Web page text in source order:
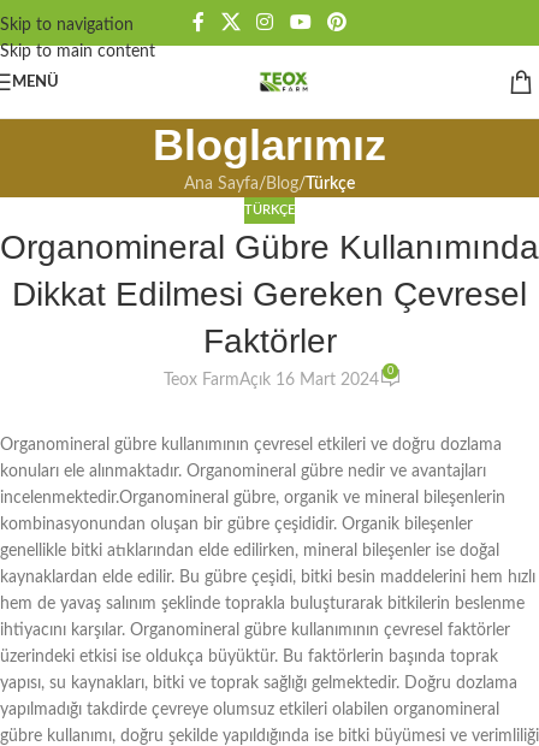
Skip to navigation
Skip to main content
MENÜ
Bloglarımız
Ana Sayfa/ Blog/ Türkçe
TÜRKÇE
Organomineral Gübre Kullanımında
Dikkat Edilmesi Gereken Çevresel
Faktörler
Teox FarmAçık 16 Mart 2024
0
Organomineral gübre kullanımının çevresel etkileri ve doğru dozlama
konuları ele alınmaktadır. Organomineral gübre nedir ve avantajları
incelenmektedir.Organomineral gübre, organik ve mineral bileşenlerin
kombinasyonundan oluşan bir gübre çeşididir. Organik bileşenler
genellikle bitki atıklarından elde edilirken, mineral bileşenler ise doğal
kaynaklardan elde edilir. Bu gübre çeşidi, bitki besin maddelerini hem hızlı
hem de yavaş salınım şeklinde toprakla buluşturarak bitkilerin beslenme
ihtiyacını karşılar. Organomineral gübre kullanımının çevresel faktörler
üzerindeki etkisi ise oldukça büyüktür. Bu faktörlerin başında toprak
yapısı, su kaynakları, bitki ve toprak sağlığı gelmektedir. Doğru dozlama
yapılmadığı takdirde çevreye olumsuz etkileri olabilen organomineral
gübre kullanımı, doğru şekilde yapıldığında ise bitki büyümesi ve verimliliği